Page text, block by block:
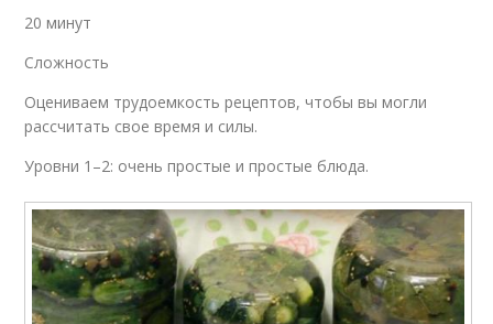
20 минут
Сложность
Оцениваем трудоемкость рецептов, чтобы вы могли
рассчитать свое время и силы.
Уровни 1–2: очень простые и простые блюда.